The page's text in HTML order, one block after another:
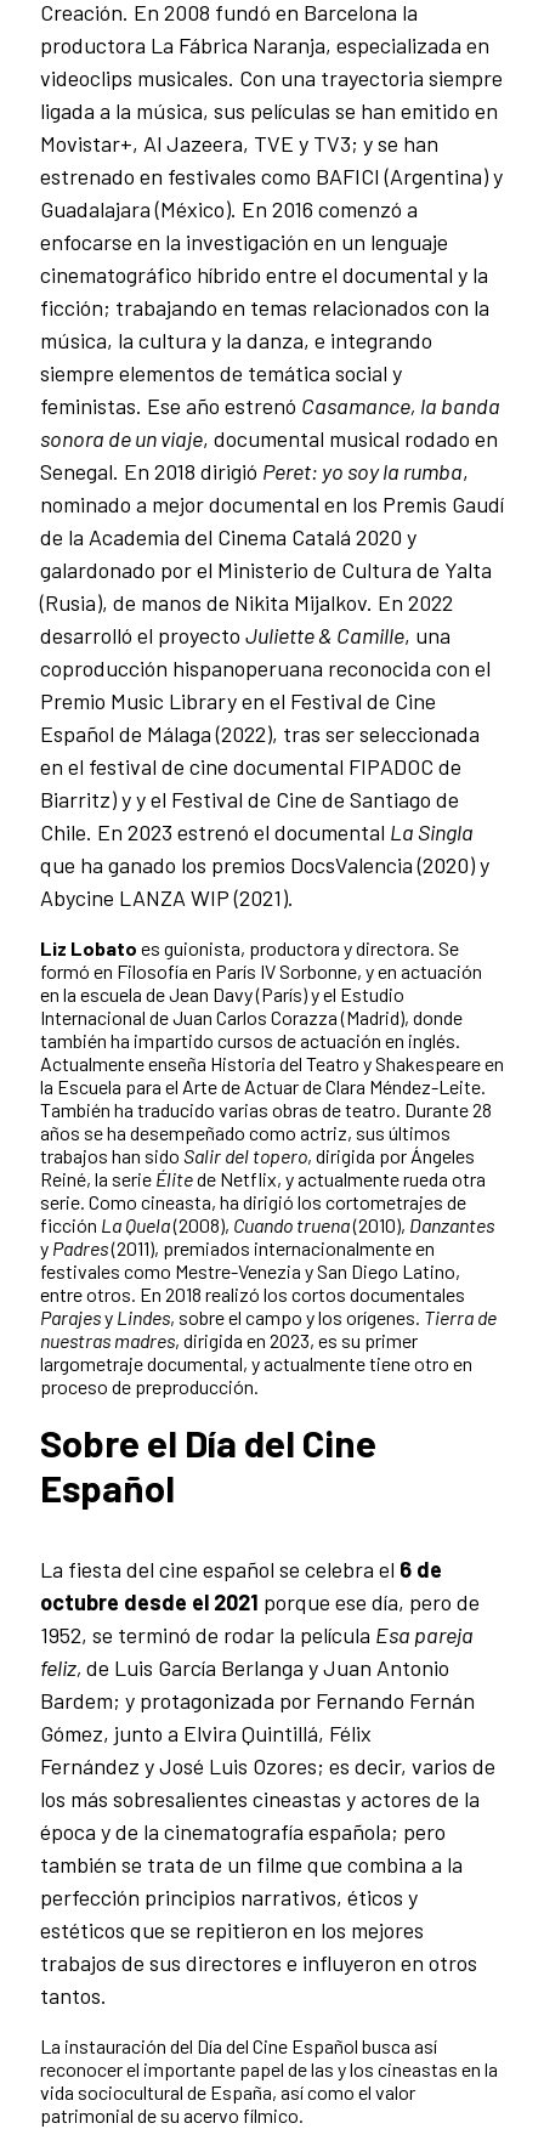
Creación. En 2008 fundó en Barcelona la
productora La Fábrica Naranja, especializada en
videoclips musicales. Con una trayectoria siempre
ligada a la música, sus películas se han emitido en
Movistar+, Al Jazeera, TVE y TV3; y se han
estrenado en festivales como BAFICI (Argentina) y
Guadalajara (México). En 2016 comenzó a
enfocarse en la investigación en un lenguaje
cinematográfico híbrido entre el documental y la
ficción; trabajando en temas relacionados con la
música, la cultura y la danza, e integrando
siempre elementos de temática social y
feministas. Ese año estrenó Casamance, la banda
sonora de un viaje, documental musical rodado en
Senegal. En 2018 dirigió Peret: yo soy la rumba,
nominado a mejor documental en los Premis Gaudí
de la Academia del Cinema Catalá 2020 y
galardonado por el Ministerio de Cultura de Yalta
(Rusia), de manos de Nikita Mijalkov. En 2022
desarrolló el proyecto Juliette & Camille, una
coproducción hispanoperuana reconocida con el
Premio Music Library en el Festival de Cine
Español de Málaga (2022), tras ser seleccionada
en el festival de cine documental FIPADOC de
Biarritz) y y el Festival de Cine de Santiago de
Chile. En 2023 estrenó el documental La Singla
que ha ganado los premios DocsValencia (2020) y
Abycine LANZA WIP (2021).
Liz Lobato es guionista, productora y directora. Se
formó en Filosofía en París IV Sorbonne, y en actuación
en la escuela de Jean Davy (París) y el Estudio
Internacional de Juan Carlos Corazza (Madrid), donde
también ha impartido cursos de actuación en inglés.
Actualmente enseña Historia del Teatro y Shakespeare en
la Escuela para el Arte de Actuar de Clara Méndez-Leite.
También ha traducido varias obras de teatro. Durante 28
años se ha desempeñado como actriz, sus últimos
trabajos han sido Salir del topero, dirigida por Ángeles
Reiné, la serie Élitede Netflix, y actualmente rueda otra
serie. Como cineasta, ha dirigió los cortometrajes de
ficción La Quela(2008), Cuando truena(2010), Danzantes
y Padres(2011), premiados internacionalmente en
festivales como Mestre-Venezia y San Diego Latino,
entre otros. En 2018 realizó los cortos documentales
Parajesy Lindes, sobre el campo y los orígenes. Tierra de
nuestras madres, dirigida en 2023, es su primer
largometraje documental, y actualmente tiene otro en
proceso de preproducción.
Sobre el Día del Cine
Español
La fiesta del cine español se celebra el 6 de
octubre desde el 2021 porque ese día, pero de
1952, se terminó de rodar la película Esa pareja
feliz, de Luis García Berlanga y Juan Antonio
Bardem; y protagonizada por Fernando Fernán
Gómez, junto a Elvira Quintillá, Félix
Fernández y José Luis Ozores; es decir, varios de
los más sobresalientes cineastas y actores de la
época y de la cinematografía española; pero
también se trata de un filme que combina a la
perfección principios narrativos, éticos y
estéticos que se repitieron en los mejores
trabajos de sus directores e influyeron en otros
tantos.
La instauración del Día del Cine Español busca así
reconocer el importante papel de las y los cineastas en la
vida sociocultural de España, así como el valor
patrimonial de su acervo fílmico.